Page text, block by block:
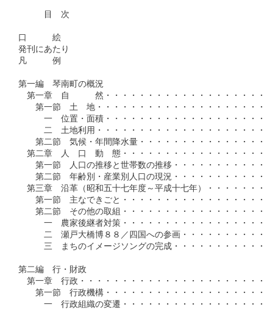
目　次
口　　　絵
発刊にあたり
凡　　　例
第一編　琴南町の概況
第一章　自　　　然・・・・・・・・・・・・・・・・・・・
第一節　土　地・・・・・・・・・・・・・・・・・・・・
一　位置・面積・・・・・・・・・・・・・・・・・・・・
二　土地利用・・・・・・・・・・・・・・・・・・・・・
第二節　気候・年間降水量・・・・・・・・・・・・・・・
第二章　人　口　動　態・・・・・・・・・・・・・・・・・
第一節　人口の推移と世帯数の推移・・・・・・・・・・・
第二節　年齢別・産業別人口の現況・・・・・・・・・・・
第三章　沿革（昭和五十七年度～平成十七年）・・・・・・・
第一節　主なできごと・・・・・・・・・・・・・・・・・
第二節　その他の取組・・・・・・・・・・・・・・・・・
一　農家後継者対策・・・・・・・・・・・・・・・・・・
二　瀬戸大橋博８８／四国への参画・・・・・・・・・・・
三　まちのイメージソングの完成・・・・・・・・・・・・
第二編　行・財政
第一章　行政・・・・・・・・・・・・・・・・・・・・・・
第一節　行政機構・・・・・・・・・・・・・・・・・・・
一　行政組織の変遷・・・・・・・・・・・・・・・・・・